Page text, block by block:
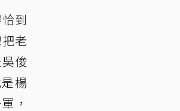
到
老
俊
楊
，